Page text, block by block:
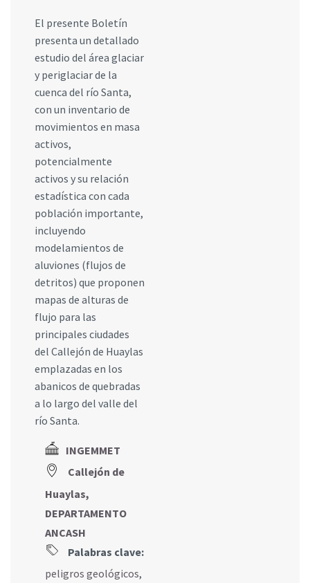
El presente Boletín
presenta un detallado
estudio del área glaciar
y periglaciar de la
cuenca del río Santa,
con un inventario de
movimientos en masa
activos,
potencialmente
activos y su relación
estadística con cada
población importante,
incluyendo
modelamientos de
aluviones (flujos de
detritos) que proponen
mapas de alturas de
flujo para las
principales ciudades
del Callejón de Huaylas
emplazadas en los
abanicos de quebradas
a lo largo del valle del
río Santa.
INGEMMET
Callejón de
Huaylas,
DEPARTAMENTO
ANCASH
Palabras clave:
peligros geológicos,